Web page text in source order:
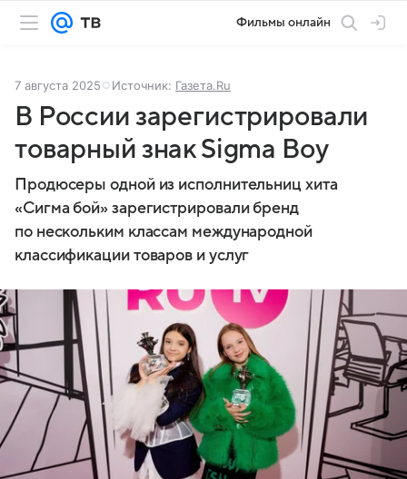
Фильмы онлайн
7 августа 2025 Источник: Газета.Ru
В России зарегистрировали
товарный знак Sigma Boy
Продюсеры одной из исполнительниц хита
«Сигма бой» зарегистрировали бренд
по нескольким классам международной
классификации товаров и услуг